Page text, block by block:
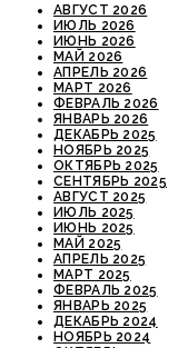
АВГУСТ 2026
ИЮЛЬ 2026
ИЮНЬ 2026
МАЙ 2026
АПРЕЛЬ 2026
МАРТ 2026
ФЕВРАЛЬ 2026
ЯНВАРЬ 2026
ДЕКАБРЬ 2025
НОЯБРЬ 2025
ОКТЯБРЬ 2025
СЕНТЯБРЬ 2025
АВГУСТ 2025
ИЮЛЬ 2025
ИЮНЬ 2025
МАЙ 2025
АПРЕЛЬ 2025
МАРТ 2025
ФЕВРАЛЬ 2025
ЯНВАРЬ 2025
ДЕКАБРЬ 2024
НОЯБРЬ 2024